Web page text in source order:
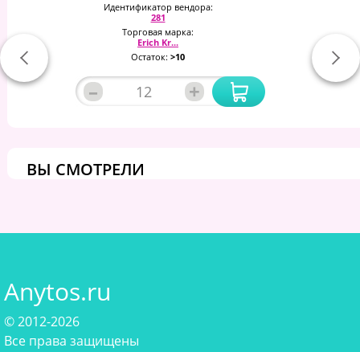
Идентификатор вендора:
281
Торговая марка:
Erich Kr...
Остаток: >10
– +
ВЫ СМОТРЕЛИ
Anytos.ru
© 2012-2026
Все права защищены